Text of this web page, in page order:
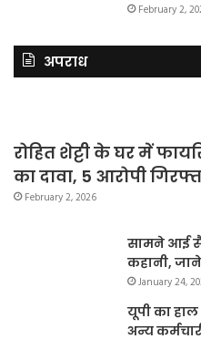
February 2,
अपराध
रोहित शेट्टी के घर में
का दावा, 5 आरोपी
February 2, 2026
सामने आई
कहानी, जाने
January 24,
यूपी का हाल
अन्य